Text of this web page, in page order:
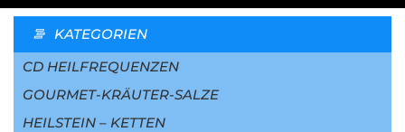
KATEGORIEN
CD HEILFREQUENZEN
GOURMET-KRÄUTER-SALZE
HEILSTEIN – KETTEN